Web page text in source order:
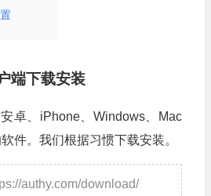
端下载安装
卓、iPhone、Windows、Mac
件。我们根据习惯下载安装。
authy.com/download/